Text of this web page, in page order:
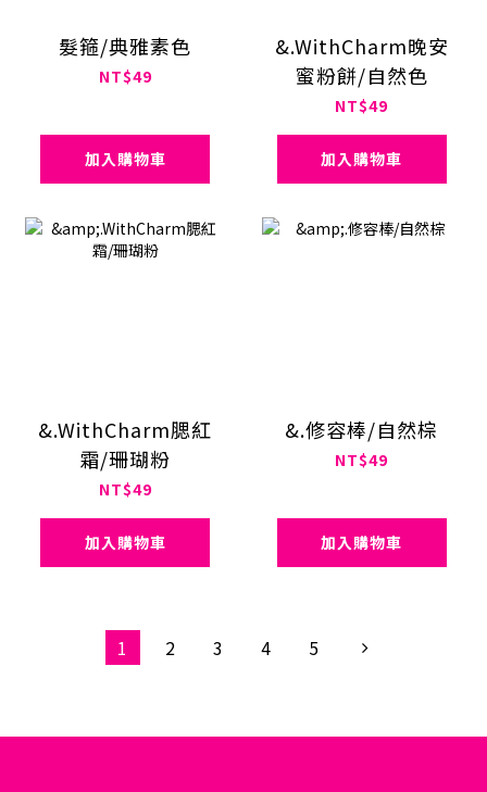
髮箍/典雅素色
NT$49
加入購物車
&.WithCharm晚安
蜜粉餅/自然色
NT$49
加入購物車
&.WithCharm腮紅
霜/珊瑚粉
NT$49
加入購物車
&.修容棒/自然棕
NT$49
加入購物車
1 2 3 4 5